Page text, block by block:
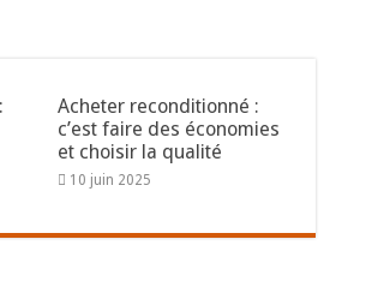
Acheter reconditionné :
c’est faire des économies
et choisir la qualité
10 juin 2025